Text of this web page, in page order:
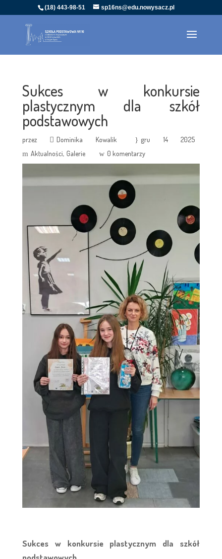
(18) 443-98-51 sp16ns@edu.nowysacz.pl
Sukces w konkursie
plastycznym dla szkół
podstawowych
przez Dominika Kowalik
gru 14 2025
Aktualności Galerie 0 komentarzy
Sukces w konkursie plastycznym dla szkół